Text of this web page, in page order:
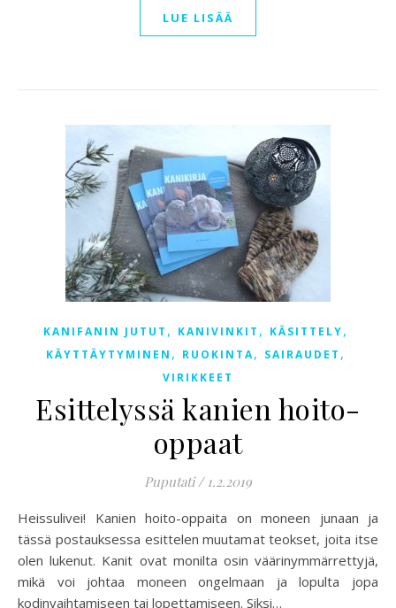
LUE LISÄÄ
KANIFANIN JUTUT , KANIVINKIT , KÄSITTELY,
KÄYTTÄYTYMINEN , RUOKINTA, SAIRAUDET ,
VIRIKKEET
Esittelyssä kanien hoito-
oppaat
Puputati / 1.2.2019
Heissulivei! Kanien hoito-oppaita on moneen junaan ja
tässä postauksessa esittelen muutamat teokset, joita itse
olen lukenut. Kanit ovat monilta osin väärinymmärrettyjä,
mikä voi johtaa moneen ongelmaan ja lopulta jopa
kodinvaihtamiseen tai lopettamiseen. Siksi…